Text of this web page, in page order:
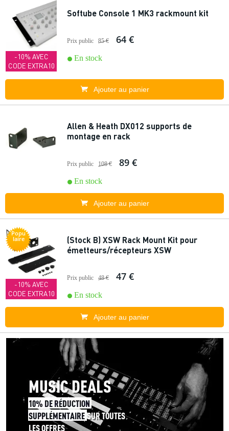
-10% AVEC
CODE EXTRA10
Softube Console 1 MK3 rackmount kit
Prix public 85 € 64 €
En stock
Ajouter au panier
Allen & Heath DX012 supports de
montage en rack
Prix public 108 € 89 €
En stock
Ajouter au panier
Popu
laire
-10% AVEC
CODE EXTRA10
(Stock B) XSW Rack Mount Kit pour
émetteurs/récepteurs XSW
Prix public 48 € 47 €
En stock
Ajouter au panier